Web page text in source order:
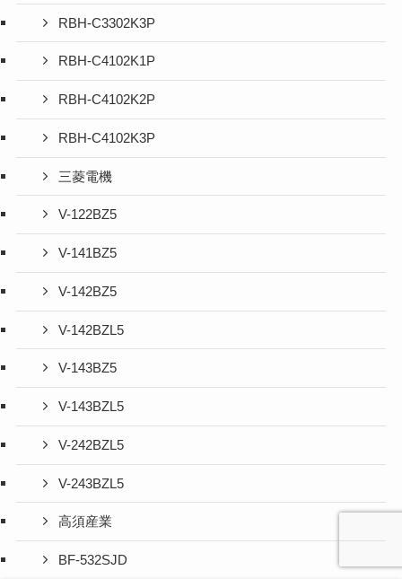
RBH-C3302K3P
RBH-C4102K1P
RBH-C4102K2P
RBH-C4102K3P
三菱電機
V-122BZ5
V-141BZ5
V-142BZ5
V-142BZL5
V-143BZ5
V-143BZL5
V-242BZL5
V-243BZL5
高須産業
BF-532SJD